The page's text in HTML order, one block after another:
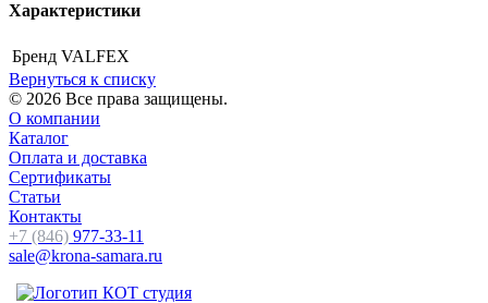
Характеристики
Бренд VALFEX
Вернуться к списку
© 2026 Все права защищены.
О компании
Каталог
Оплата и доставка
Сертификаты
Статьи
Контакты
+7 (846) 977-33-11
sale@krona-samara.ru